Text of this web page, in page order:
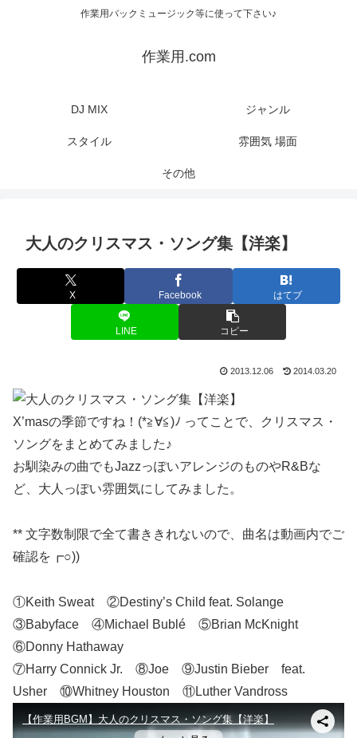
作業用バックミュージック等に使って下さい♪
作業用.com
DJ MIX ジャンル
スタイル 雰囲気 場面
その他
大人のクリスマス・ソング集【洋楽】
X Facebook はてブ
LINE コピー
2013.12.06 2014.03.20
X’masの季節ですね！(*≧∀≦)ﾉ ってことで、クリスマス・
ソングをまとめてみました♪
お馴染みの曲でもJazzっぽいアレンジのものやR&Bな
ど、大人っぽい雰囲気にしてみました。
** 文字数制限で全て書ききれないので、曲名は動画内でご
確認を┏○))
①Keith Sweat ②Destiny’s Child feat. Solange
③Babyface ④Michael Bublé ⑤Brian McKnight
⑥Donny Hathaway
⑦Harry Connick Jr. ⑧Joe ⑨Justin Bieber feat.
Usher ⑩Whitney Houston ⑪Luther Vandross